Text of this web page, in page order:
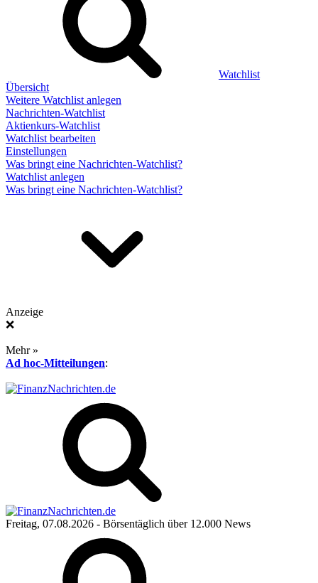
Watchlist
Übersicht
Weitere Watchlist anlegen
Nachrichten-Watchlist
Aktienkurs-Watchlist
Watchlist bearbeiten
Einstellungen
Was bringt eine Nachrichten-Watchlist?
Watchlist anlegen
Was bringt eine Nachrichten-Watchlist?
Anzeige
❌
Mehr »
Ad hoc-Mitteilungen:
Freitag, 07.08.2026 - Börsentäglich über 12.000 News